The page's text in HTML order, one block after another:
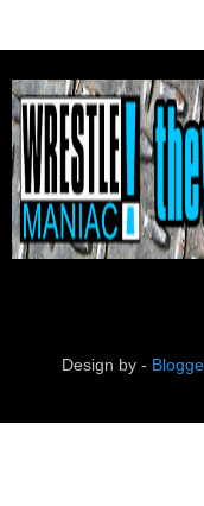
Design by -